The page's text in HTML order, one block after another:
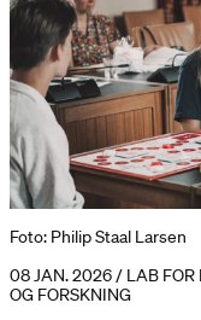
Foto: Philip Staal Larsen
08 JAN. 2026 / LAB FOR
OG FORSKNING